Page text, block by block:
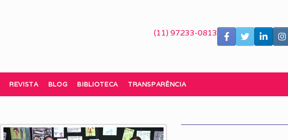
(11) 97233-0813
REVISTA BLOG BIBLIOTECA TRANSPARÊNCIA